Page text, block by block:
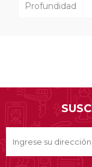
Profundidad